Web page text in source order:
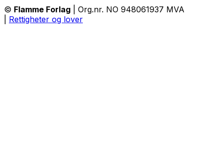
© Flamme Forlag | Org.nr. NO 948061937 MVA
Rettigheter og lover